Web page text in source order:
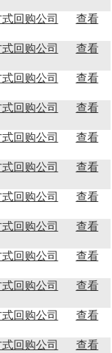
回购公司
查看
回购公司
查看
回购公司
查看
回购公司
查看
回购公司
查看
回购公司
查看
回购公司
查看
回购公司
查看
回购公司
查看
回购公司
查看
回购公司
查看
回购公司 查看